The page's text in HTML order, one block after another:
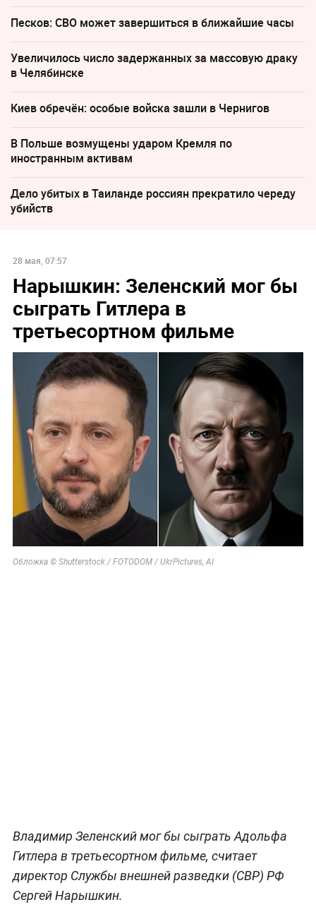
Песков: СВО может завершиться в ближайшие часы
Увеличилось число задержанных за массовую драку
в Челябинске
Киев обречён: особые войска зашли в Чернигов
В Польше возмущены ударом Кремля по
иностранным активам
Дело убитых в Таиланде россиян прекратило череду
убийств
28 мая, 07:57
Нарышкин: Зеленский мог бы
сыграть Гитлера в
третьесортном фильме
Обложка © Shutterstock / FOTODOM / UkrPictures, AI
Владимир Зеленский мог бы сыграть Адольфа
Гитлера в третьесортном фильме, считает
директор Службы внешней разведки (СВР) РФ
Сергей Нарышкин.